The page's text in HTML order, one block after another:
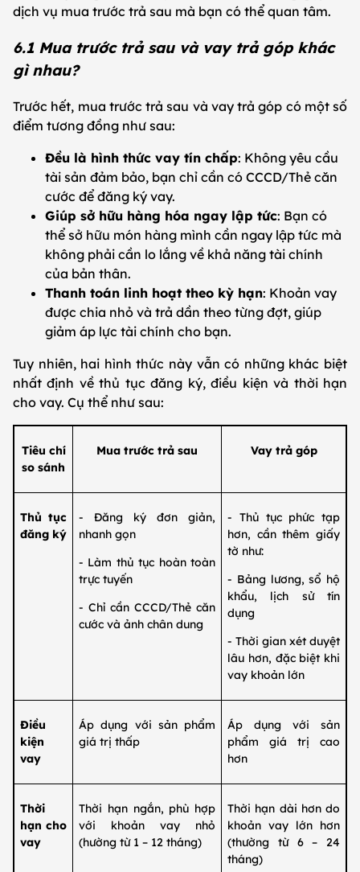
dịch vụ mua trước trả sau mà bạn có thể quan tâm.
6.1 Mua trước trả sau và vay trả góp khác
gì nhau?
Trước hết, mua trước trả sau và vay trả góp có một số
điểm tương đồng như sau:
Đều là hình thức vay tín chấp: Không yêu cầu
tài sản đảm bảo, bạn chỉ cần có CCCD/Thẻ căn
cước để đăng ký vay.
Giúp sở hữu hàng hóa ngay lập tức: Bạn có
thể sở hữu món hàng mình cần ngay lập tức mà
không phải cần lo lắng về khả năng tài chính
của bản thân.
Thanh toán linh hoạt theo kỳ hạn: Khoản vay
được chia nhỏ và trả dần theo từng đợt, giúp
giảm áp lực tài chính cho bạn.
Tuy nhiên, hai hình thức này vẫn có những khác biệt
nhất định về thủ tục đăng ký, điều kiện và thời hạn
cho vay. Cụ thể như sau:
Tiêu chí
so sánh
Mua trước trả sau Vay trả góp
Thủ tục
đăng ký
- Đăng ký đơn giản,
nhanh gọn
- Làm thủ tục hoàn toàn
trực tuyến
- Chỉ cần CCCD/Thẻ căn
cước và ảnh chân dung
- Thủ tục phức tạp
hơn, cần thêm giấy
tờ như:
- Bảng lương, sổ hộ
khẩu, lịch sử tín
dụng
- Thời gian xét duyệt
lâu hơn, đặc biệt khi
vay khoản lớn
Điều
kiện
vay
Áp dụng với sản phẩm
giá trị thấp
Áp dụng với sản
phẩm giá trị cao
hơn
Thời
hạn cho
vay
Thời hạn ngắn, phù hợp
với khoản vay nhỏ
(hường từ 1 – 12 tháng)
Thời hạn dài hơn do
khoản vay lớn hơn
(thường từ 6 – 24
tháng)